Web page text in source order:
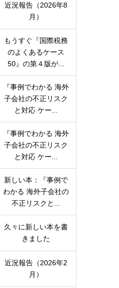
近況報告（2026年8
月）
もうすぐ『国際税務
のよくあるケース
50』の第４版が...
『事例でわかる 海外
子会社の不正リスク
と対応 ケー...
『事例でわかる 海外
子会社の不正リスク
と対応 ケー...
新しい本：『事例で
わかる 海外子会社の
不正リスクと...
久々に新しい本を書
きました
近況報告（2026年2
月）